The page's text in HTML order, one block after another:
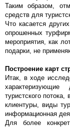
Таким образом,
средств для
Что касается
опрошенных
мероприятия, как
подарки, не
Построение карт
Итак, в ходе
туристского
клиентуры, виды
информационная
Для более